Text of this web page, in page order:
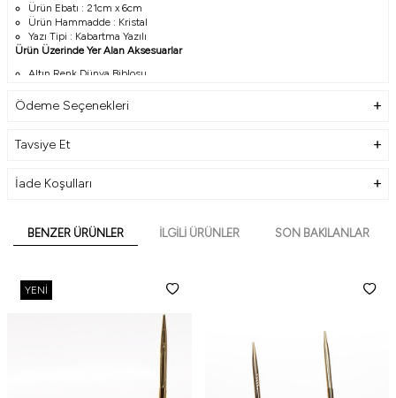
Ürün Ebatı : 21cm x 6cm
Ürün Hammadde : Kristal
Yazı Tipi : Kabartma Yazılı
Ürün Üzerinde Yer Alan Aksesuarlar
Altın Renk Dünya Biblosu
Ödeme Seçenekleri
Tavsiye Et
İade Koşulları
BENZER ÜRÜNLER İLGILI ÜRÜNLER SON BAKILANLAR
YENI